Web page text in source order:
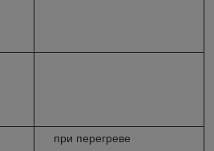
при перегреве